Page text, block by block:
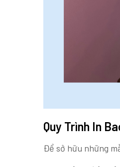
Quy Trình In
Để sở hữu những